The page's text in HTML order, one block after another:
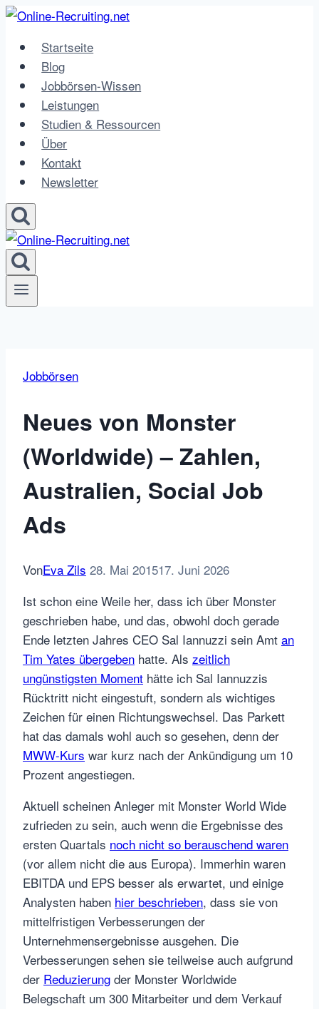
Zum
springenStartseite
Blog
Jobbörsen-Wissen
Leistungen
Studien & Ressourcen
Über
Kontakt
Newsletter
Jobbörsen
Neues von Monster
(Worldwide) – Zahlen,
Australien, Social Job
Ads
VonEva Zils 28. Mai 201517. Juni 2026
Ist schon eine Weile her, dass ich über Monster
geschrieben habe, und das, obwohl doch gerade
Ende letzten Jahres CEO Sal Iannuzzi sein Amt an
Tim Yates übergeben hatte. Als zeitlich
ungünstigsten Moment hätte ich Sal Iannuzzis
Rücktritt nicht eingestuft, sondern als wichtiges
Zeichen für einen Richtungswechsel. Das Parkett
hat das damals wohl auch so gesehen, denn der
MWW-Kurs war kurz nach der Ankündigung um 10
Prozent angestiegen.
Aktuell scheinen Anleger mit Monster World Wide
zufrieden zu sein, auch wenn die Ergebnisse des
ersten Quartals noch nicht so berauschend waren
(vor allem nicht die aus Europa). Immerhin waren
EBITDA und EPS besser als erwartet, und einige
Analysten haben hier beschrieben, dass sie von
mittelfristigen Verbesserungen der
Unternehmensergebnisse ausgehen. Die
Verbesserungen sehen sie teilweise auch aufgrund
der Reduzierung der Monster Worldwide
Belegschaft um 300 Mitarbeiter und dem Verkauf